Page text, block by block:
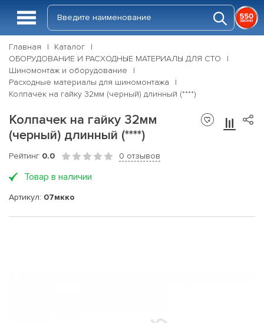
Главная
Каталог
ОБОРУДОВАНИЕ И РАСХОДНЫЕ МАТЕРИАЛЫ ДЛЯ СТО
Шиномонтаж и оборудование
Расходные материалы для шиномонтажа
Колпачек на гайку 32мм (черный) длинный (****)
Колпачек на гайку 32мм
(черный) длинный (****)
Рейтинг 0.0 0 отзывов
Товар в наличии
Артикул: 07мкко